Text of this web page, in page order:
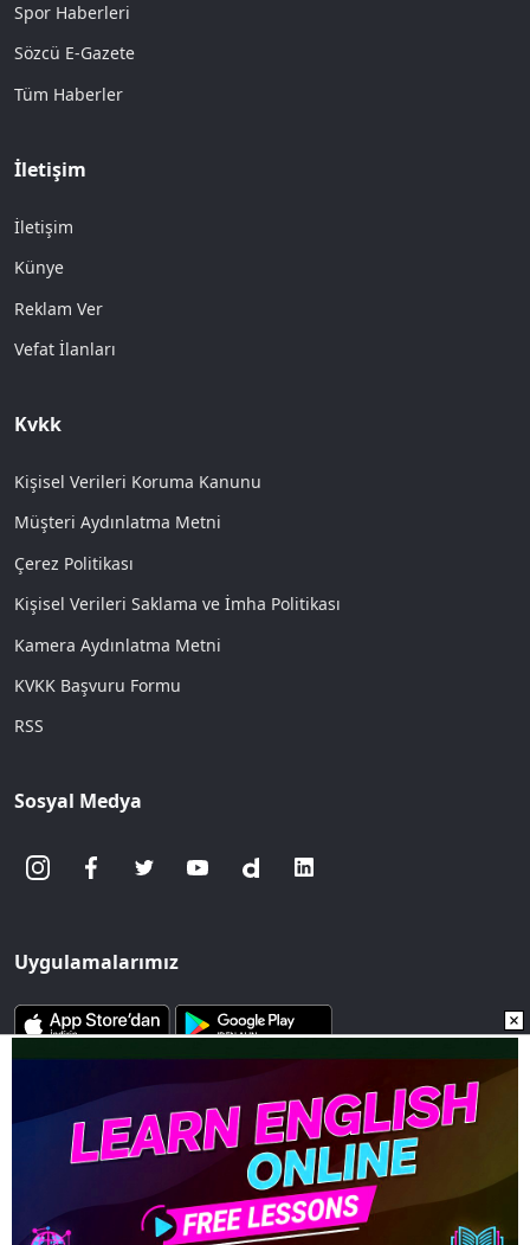
Spor Haberleri
Sözcü E-Gazete
Tüm Haberler
İletişim
İletişim
Künye
Reklam Ver
Vefat İlanları
Kvkk
Kişisel Verileri Koruma Kanunu
Müşteri Aydınlatma Metni
Çerez Politikası
Kişisel Verileri Saklama ve İmha Politikası
Kamera Aydınlatma Metni
KVKK Başvuru Formu
RSS
Sosyal Medya
Uygulamalarımız
www.sozcu.com.tr internet sitesinde yayınlanan yazı, haber ve
fotoğrafların her türlü telif hakkı Mega Ajans ve Rek. Tic. A.Ş'ye
aittir. İzin alınmadan, kaynak gösterilerek dahi
Copyright © 2023 - Tüm hakları saklıdır. Mega Ajans ve Rek.